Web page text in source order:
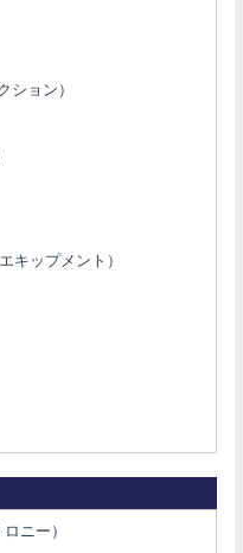
ション）
キップメント）
ニー）